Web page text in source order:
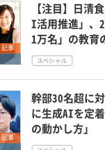
記事
【注目】日清
I活用推進」、
1万名」の教育
記事
幹部30名超に
に生成AIを定
の動かし方」